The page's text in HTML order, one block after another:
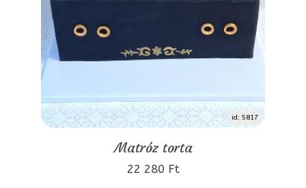
id: 5817
Matróz torta
22 280 Ft